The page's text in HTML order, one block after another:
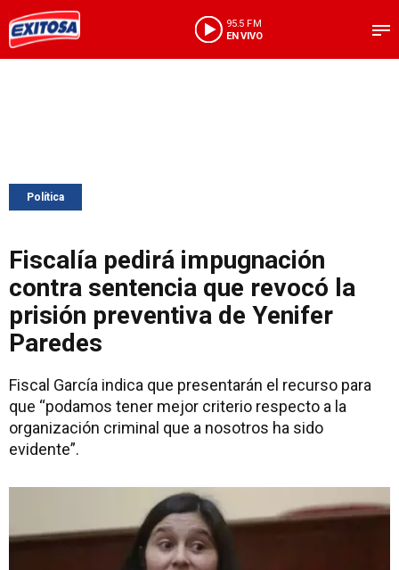
95.5 FM
EN VIVO
Política
Fiscalía pedirá impugnación
contra sentencia que revocó la
prisión preventiva de Yenifer
Paredes
Fiscal García indica que presentarán el recurso para
que “podamos tener mejor criterio respecto a la
organización criminal que a nosotros ha sido
evidente”.